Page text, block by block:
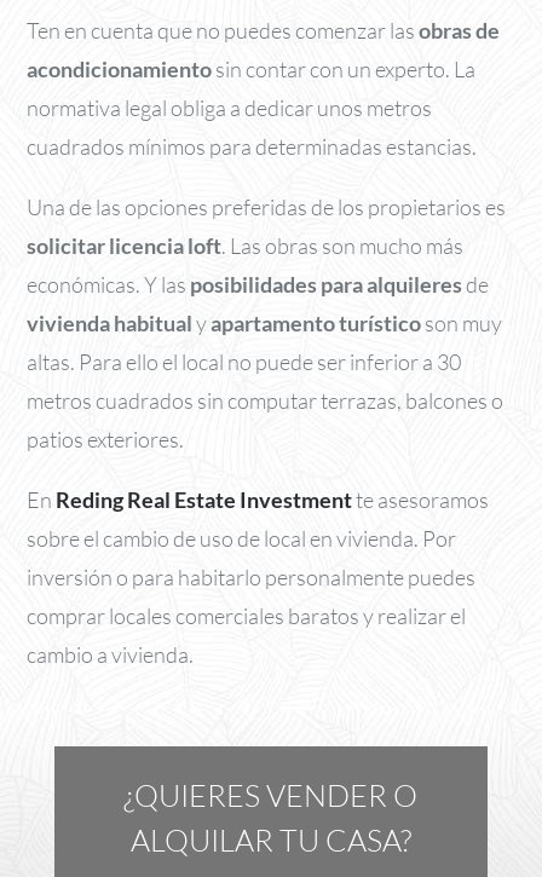
Ten en cuenta que no puedes comenzar lasobras de
acondicionamientosin contar con un experto. La
normativa legal obliga a dedicar unos metros
cuadrados mínimos para determinadas estancias.
Una de las opciones preferidas de los propietarios es
solicitar licencia loft. Las obras son mucho más
económicas. Y las posibilidades para alquileresde
vivienda habitualyapartamento turísticoson muy
altas. Para ello el local no puede ser inferior a 30
metros cuadrados sin computar terrazas, balcones o
patios exteriores.
En Reding Real Estate Investmentte asesoramos
sobre el cambio de uso de local en vivienda. Por
inversión o para habitarlo personalmente puedes
comprar locales comerciales baratos y realizar el
cambio a vivienda.
¿QUIERES VENDER O
ALQUILAR TU CASA?